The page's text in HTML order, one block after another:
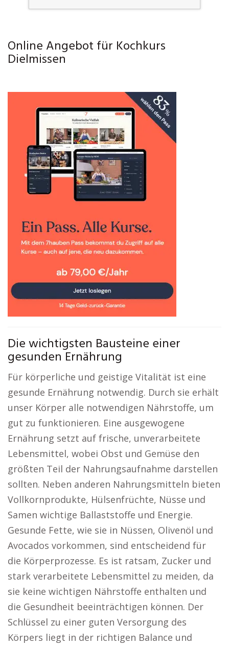
Online Angebot für Kochkurs
Dielmissen
Die wichtigsten Bausteine einer
gesunden Ernährung
Für körperliche und geistige Vitalität ist eine
gesunde Ernährung notwendig. Durch sie erhält
unser Körper alle notwendigen Nährstoffe, um
gut zu funktionieren. Eine ausgewogene
Ernährung setzt auf frische, unverarbeitete
Lebensmittel, wobei Obst und Gemüse den
größten Teil der Nahrungsaufnahme darstellen
sollten. Neben anderen Nahrungsmitteln bieten
Vollkornprodukte, Hülsenfrüchte, Nüsse und
Samen wichtige Ballaststoffe und Energie.
Gesunde Fette, wie sie in Nüssen, Olivenöl und
Avocados vorkommen, sind entscheidend für
die Körperprozesse. Es ist ratsam, Zucker und
stark verarbeitete Lebensmittel zu meiden, da
sie keine wichtigen Nährstoffe enthalten und
die Gesundheit beeinträchtigen können. Der
Schlüssel zu einer guten Versorgung des
Körpers liegt in der richtigen Balance und